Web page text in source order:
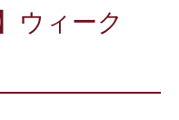
ウィーク